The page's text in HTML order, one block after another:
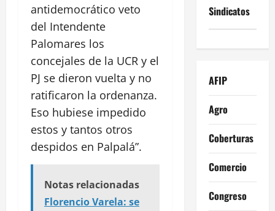
antidemocrático veto
del Intendente
Palomares los
concejales de la UCR y el
PJ se dieron vuelta y no
ratificaron la ordenanza.
Eso hubiese impedido
estos y tantos otros
despidos en Palpalá”.
Notas relacionadas
Florencio Varela: se
Sindicatos
AFIP
Agro
Coberturas
Comercio
Congreso